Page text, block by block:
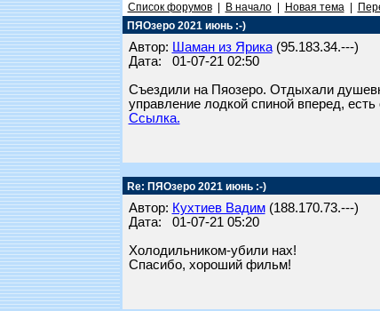
Список форумов| В начало| Новая тема|
ПЯОзеро 2021 июнь :-)
Автор: Шаман из Ярика(95.183.34.---)
Дата: 01-07-21 02:50
Съездили на Пяозеро. Отдыхали
управление лодкой спиной вперед,
Ссылка.
Re: ПЯОзеро 2021 июнь :-)
Автор: Кухтиев Вадим(188.170.73.---)
Дата: 01-07-21 05:20
Холодильником-убили нах!
Спасибо, хороший фильм!